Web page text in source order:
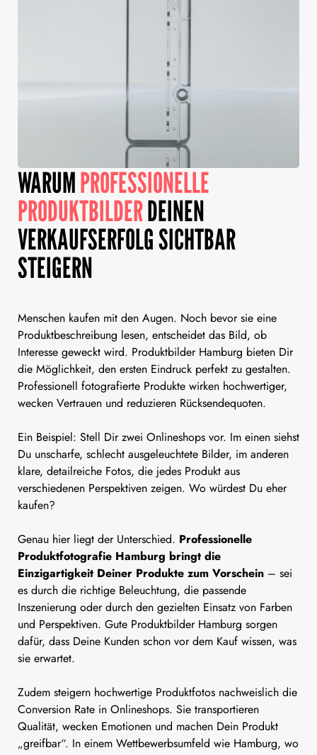
WARUMPROFESSIONELLE
PRODUKTBILDERDEINEN
VERKAUFSERFOLG SICHTBAR
STEIGERN
Menschen kaufen mit den Augen. Noch bevor sie eine
Produktbeschreibung lesen, entscheidet das Bild, ob
Interesse geweckt wird. Produktbilder Hamburg bieten Dir
die Möglichkeit, den ersten Eindruck perfekt zu gestalten.
Professionell fotografierte Produkte wirken hochwertiger,
wecken Vertrauen und reduzieren Rücksendequoten.
Ein Beispiel: Stell Dir zwei Onlineshops vor. Im einen siehst
Du unscharfe, schlecht ausgeleuchtete Bilder, im anderen
klare, detailreiche Fotos, die jedes Produkt aus
verschiedenen Perspektiven zeigen. Wo würdest Du eher
kaufen?
Genau hier liegt der Unterschied. Professionelle
Produktfotografie Hamburg bringt die
Einzigartigkeit Deiner Produkte zum Vorschein – sei
es durch die richtige Beleuchtung, die passende
Inszenierung oder durch den gezielten Einsatz von Farben
und Perspektiven. Gute Produktbilder Hamburg sorgen
dafür, dass Deine Kunden schon vor dem Kauf wissen, was
sie erwartet.
Zudem steigern hochwertige Produktfotos nachweislich die
Conversion Rate in Onlineshops. Sie transportieren
Qualität, wecken Emotionen und machen Dein Produkt
„greifbar“. In einem Wettbewerbsumfeld wie Hamburg, wo